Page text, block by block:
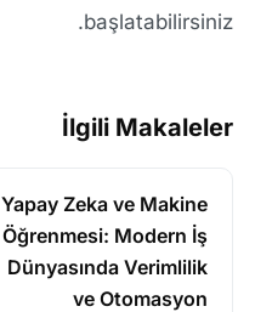
başlatabilirsiniz.
İlgili Makaleler
Yapay Zeka ve Makine
Öğrenmesi: Modern İş
Dünyasında Verimlilik
ve Otomasyon